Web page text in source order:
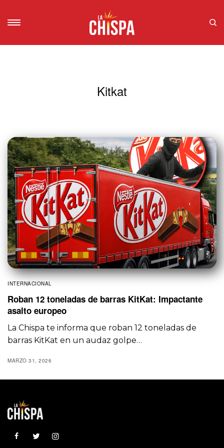
Kitkat
INTERNACIONAL
Roban 12 toneladas de barras KitKat: Impactante
asalto europeo
La Chispa te informa que roban 12 toneladas de
barras KitKat en un audaz golpe…
MARZO 31, 2026